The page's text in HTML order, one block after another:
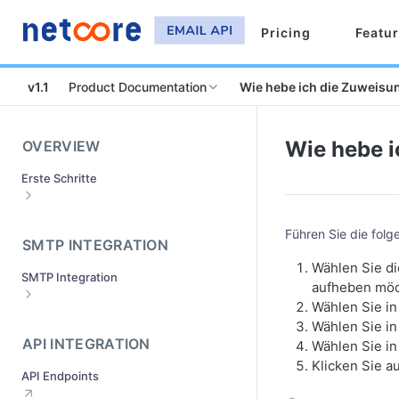
Pricing
v1.1 Product Documentation Wie hebe ich die
OVERVIEW
Erste Schritte
Senden der Domänenüberprüfung
Was ist zu tun, wenn Ihre
Wie erhalte ich die SMTP- und API-
SMTP INTEGRATION
SMTP Integration
Wie kann man mit verschiedenen
Wie können Sie Ihre Mail-Clients
API INTEGRATION
API Endpoints
Wie hebe
Führen Sie die
Wählen Sie
aufheben
Wählen Sie
Wählen Sie
Wählen Sie
Klicken Sie